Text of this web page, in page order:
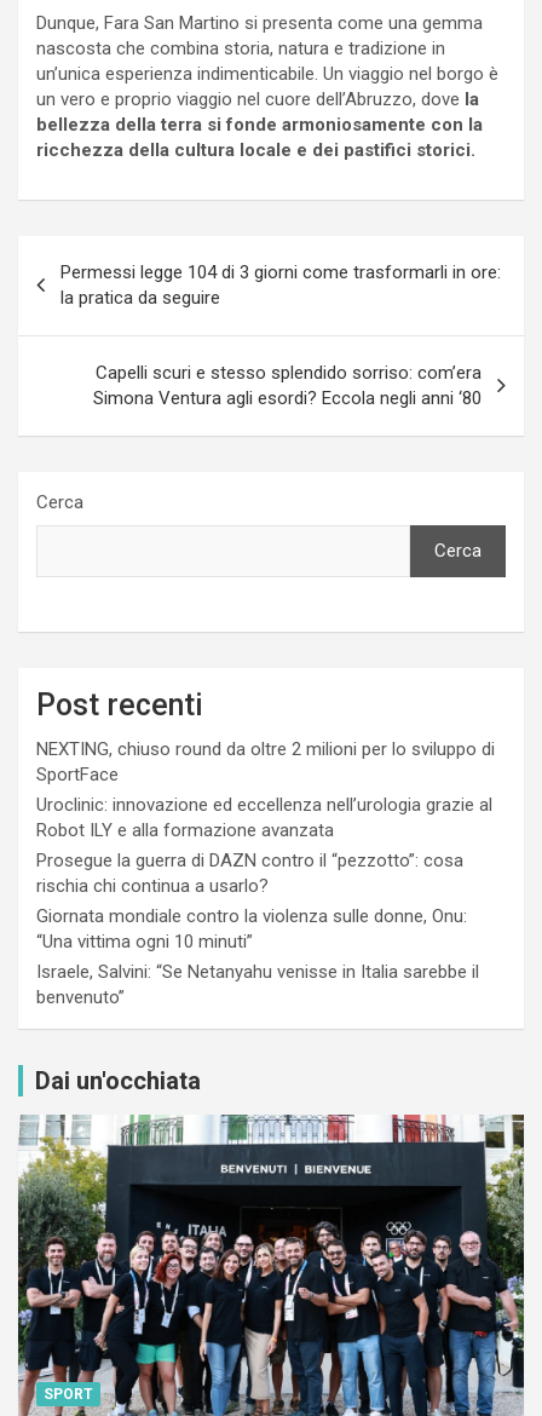
Dunque, Fara San Martino si presenta come una gemma
nascosta che combina storia, natura e tradizione in
un’unica esperienza indimenticabile. Un viaggio nel borgo è
un vero e proprio viaggio nel cuore dell’Abruzzo, dove la
bellezza della terra si fonde armoniosamente con la
ricchezza della cultura locale e dei pastifici storici.
articoli
Permessi legge 104 di 3 giorni come trasformarli in ore:
la pratica da seguire
Capelli scuri e stesso splendido sorriso: com’era
Simona Ventura agli esordi? Eccola negli anni ‘80
Cerca
Cerca
Post recenti
NEXTING, chiuso round da oltre 2 milioni per lo sviluppo di
SportFace
Uroclinic: innovazione ed eccellenza nell’urologia grazie al
Robot ILY e alla formazione avanzata
Prosegue la guerra di DAZN contro il “pezzotto”: cosa
rischia chi continua a usarlo?
Giornata mondiale contro la violenza sulle donne, Onu:
“Una vittima ogni 10 minuti”
Israele, Salvini: “Se Netanyahu venisse in Italia sarebbe il
benvenuto”
Dai un'occhiata
SPORT